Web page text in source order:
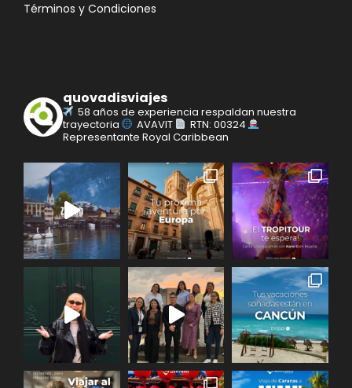
Galeria
Términos y Condiciones
quovadisviajes
58 años de experiencia respaldan nuestra
trayectoria
AVAVIT
RTN: 00324
Representante Royal Caribbean